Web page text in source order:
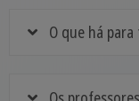
O que há